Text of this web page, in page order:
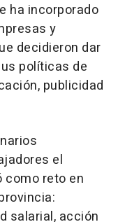
ha incorporado
y
decidieron dar
políticas de
publicidad
el
como reto en
salarial, acción